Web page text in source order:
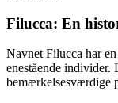
Filucca: En
Navnet Filucca har
enestående individer.
bemærkelsesværdige